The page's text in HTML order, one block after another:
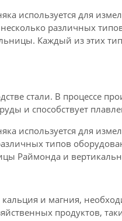
используется для
несколько различных
Каждый из этих
стали. В процессе
и способствует
используется для
типов
Раймонда и
и магния,
продуктов,